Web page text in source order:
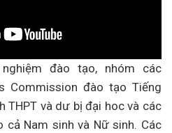
đào tạo, nhóm các
Commission đào tạo Tiếng
THPT và dư bị đại hoc và các
Nam sinh và Nữ sinh. Các